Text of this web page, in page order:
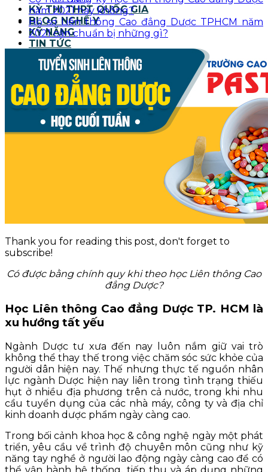
KỲ THI THPT QUỐC GIA
BLOG NGHỀ Y
KỸ NĂNG
TIN TỨC
năm 2021 hay không?
Hồ sơ Liên thông Cao đẳng Dược TPHCM năm
2021 cần chuẩn bị những gì?
Thank you for reading this post, don't forget to
subscribe!
Có được bằng chính quy khi theo học Liên thông Cao
đẳng Dược?
Học Liên thông Cao đẳng Dược TP. HCM là
xu hướng tất yếu
Ngành Dược tư xưa đến nay luôn nắm giữ vai trò
không thể thay thế trong việc chăm sóc sức khỏe của
người dân hiện nay. Thế nhưng thực tế nguồn nhân
lực ngành Dược hiện nay liên trong tình trạng thiếu
hụt ở nhiều địa phương trên cả nước, trong khi nhu
cầu tuyển dụng của các nhà máy, công ty và địa chỉ
kinh doanh dược phẩm ngày càng cao.
Trong bối cảnh khoa học & công nghệ ngày một phát
triển, yêu cầu về trình độ chuyên môn cũng như kỹ
năng tay nghề ở người lao động ngày càng cao để có